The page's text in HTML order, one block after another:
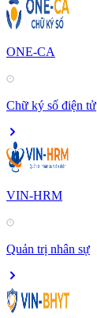
ONE-CA
Chữ ký số điện tử
VIN-HRM
Quản trị nhân sự